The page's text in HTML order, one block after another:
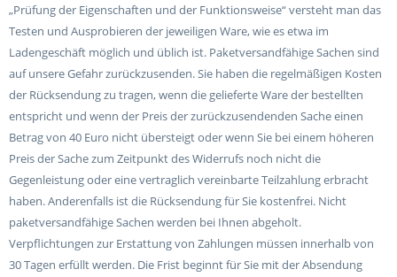
„Prüfung der Eigenschaften und der Funktionsweise“ versteht man das
Testen und Ausprobieren der jeweiligen Ware, wie es etwa im
Ladengeschäft möglich und üblich ist. Paketversandfähige Sachen sind
auf unsere Gefahr zurückzusenden. Sie haben die regelmäßigen Kosten
der Rücksendung zu tragen, wenn die gelieferte Ware der bestellten
entspricht und wenn der Preis der zurückzusendenden Sache einen
Betrag von 40 Euro nicht übersteigt oder wenn Sie bei einem höheren
Preis der Sache zum Zeitpunkt des Widerrufs noch nicht die
Gegenleistung oder eine vertraglich vereinbarte Teilzahlung erbracht
haben. Anderenfalls ist die Rücksendung für Sie kostenfrei. Nicht
paketversandfähige Sachen werden bei Ihnen abgeholt.
Verpflichtungen zur Erstattung von Zahlungen müssen innerhalb von
30 Tagen erfüllt werden. Die Frist beginnt für Sie mit der Absendung